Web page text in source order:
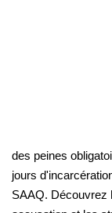
des peines
jours
SAAQ. Découvrez